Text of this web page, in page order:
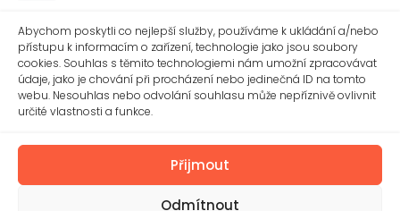
Abychom poskytli co nejlepší služby, používáme k ukládání a/nebo
přístupu k informacím o zařízení, technologie jako jsou soubory
cookies. Souhlas s těmito technologiemi nám umožní zpracovávat
údaje, jako je chování při procházení nebo jedinečná ID na tomto
webu. Nesouhlas nebo odvolání souhlasu může nepříznivě ovlivnit
určité vlastnosti a funkce.
Přijmout
Odmítnout
ŠD: +420 577 926 720
reditelna@zsotrman.cz
Zásady cookies (EU)
Ochrana osobních údajů – GDPR